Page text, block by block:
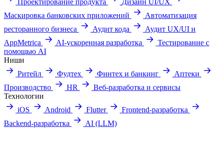
Проектирование продукта
Дизайн UI/UX
Маскировка банковских приложений
Автоматизация
ресторанного бизнеса
Аудит кода
Аудит UX/UI и
AppMetrica
AI-ускоренная разработка
Тестирование с
помощью AI
Ниши
Ритейл
Фудтех Финтех и банкинг
Аптеки
Производство
HR
Веб-разработка и сервисы
Технологии
iOS
Android Flutter
Frontend-разработка
Backend-разработка
AI (LLM)